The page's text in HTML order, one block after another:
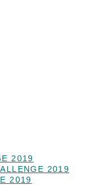
2019
2019
2019